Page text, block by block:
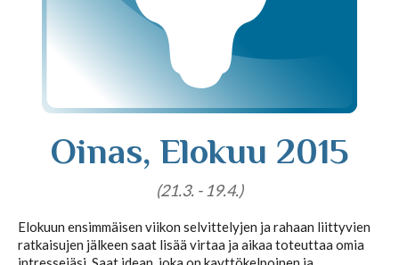
Tajunnanvirta puhepaketti
Soittopyyntö
Tietoa laskutuksesta
Horoskoopit
Oinas, Elokuu 2015
(21.3. - 19.4.)
Elokuun ensimmäisen viikon selvittelyjen ja rahaan liittyvien
ratkaisujen jälkeen saat lisää virtaa ja aikaa toteuttaa omia